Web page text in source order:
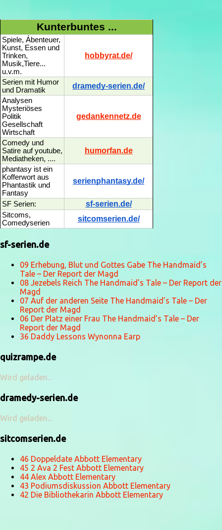
Kunterbuntes ...
Spiele, Ábenteuer,
Kunst, Essen und
Trinken,
Musik,Tiere...
u.v.m.
hobbyrat.de/
Serien mit Humor
und Dramatik
dramedy-serien.de/
Analysen
Mysteriöses
Politik
Gesellschaft
Wirtschaft
gedankennetz.de
Comedy und
Satire auf youtube,
Mediatheken, ....
humorfan.de
phantasy ist ein
Kofferwort aus
Phantastik und
Fantasy
serienphantasy.de/
SF Serien: sf-serien.de/
Sitcoms,
Comedyserien
sitcomserien.de/
sf-serien.de
09 Erhebung, Blut und Gottes Gabe The Handmaid’s
Tale – Der Report der Magd
08 Jezebels Reich The Handmaid’s Tale – Der Report der
Magd
07 Auf der anderen Seite The Handmaid’s Tale – Der
Report der Magd
06 Der Platz einer Frau The Handmaid’s Tale – Der
Report der Magd
36 Daddy Lessons Wynonna Earp
quizrampe.de
Wird geladen...
dramedy-serien.de
Wird geladen...
sitcomserien.de
46 Doppeldate Abbott Elementary
45 2 Ava 2 Fest Abbott Elementary
44 Alex Abbott Elementary
43 Podiumsdiskussion Abbott Elementary
42 Die Bibliothekarin Abbott Elementary